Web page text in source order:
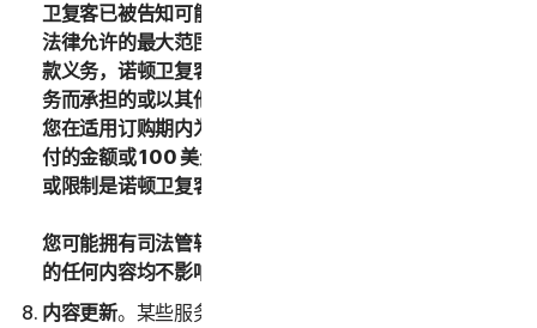
卫复客已被告知可能发生此类损害赔偿亦是如此。在适用
法律允许的最大范围内，如果您对诺顿卫复客没有任何付
款义务，诺顿卫复客或其许可方对由于使用或无法使用服
务而承担的或以其他方式与本 LSA 相关的总责任不得超过
您在适用订购期内为适用服务向诺顿卫复客已支付或应支
付的金额或 100 美元（按适用情况）。对上述赔偿的排除
或限制是诺顿卫复客与您之间交易的基本要素或依据。
您可能拥有司法管辖区适用法律下的某些权利。本 LSA 中
的任何内容均不影响这些权利（如适用）。
内容更新。某些服务使用不时更新的内容，例如病毒定